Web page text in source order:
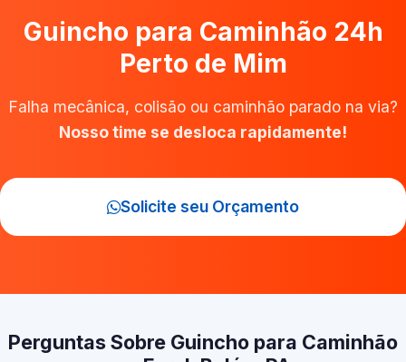
Guincho para Caminhão 24h
Perto de Mim
Falha mecânica, colisão ou caminhão parado na via?
Nosso time se desloca rapidamente!
Solicite seu Orçamento
Perguntas Sobre Guincho para Caminhão